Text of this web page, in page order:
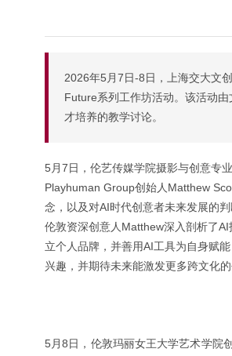
2026年5月7日-8日，上海交大文
Future系列工作坊活动。该活动
才培养的教学讨论。
5月7日，伦艺传媒学院摄影与创意专
Playhuman Group创始人Matthew
念，以及对AI时代创意者未来发展的
伦敦资深创意人Matthew深入剖析了
立个人品牌，并善用AI工具为自身赋
兴趣，并期待未来能激发更多跨文化的
5月8日，伦敦玛丽女王大学艺术学院